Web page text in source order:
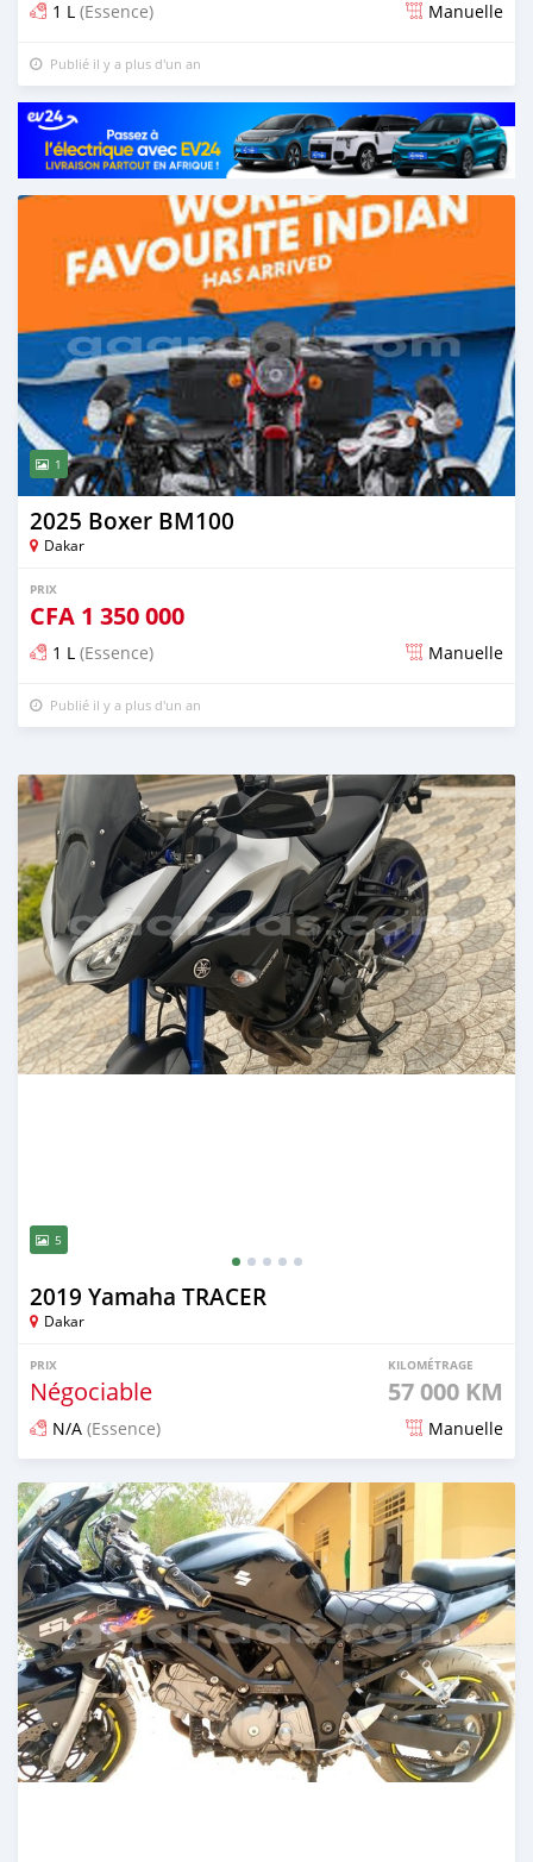
1 L (Essence) Manuelle
Publié il y a plus d'un an
1
2025 Boxer BM100
Dakar
PRIX
CFA 1 350 000
1 L (Essence) Manuelle
Publié il y a plus d'un an
5
2019 Yamaha TRACER
Dakar
PRIX
Négociable
KILOMÉTRAGE
57 000 KM
N/A (Essence) Manuelle
Publié il y a plus de 3 ans